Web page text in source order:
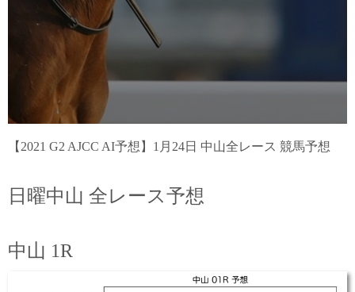
【2021 G2 AJCC AI予想】1月24日 中山全レース 競馬予想
日曜中山 全レース予想
中山 1R